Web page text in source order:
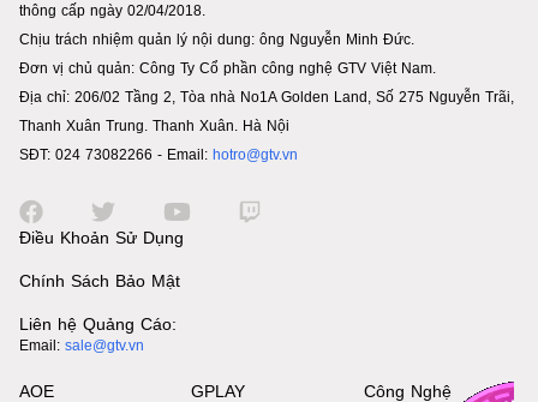
thông cấp ngày 02/04/2018.
Chịu trách nhiệm quản lý nội dung: ông Nguyễn Minh Đức.
Đơn vị chủ quản: Công Ty Cổ phần công nghệ GTV Việt Nam.
Địa chỉ: 206/02 Tầng 2, Tòa nhà No1A Golden Land, Số 275 Nguyễn Trãi,
Thanh Xuân Trung. Thanh Xuân. Hà Nội
SĐT: 024 73082266 - Email: hotro@gtv.vn
Điều Khoản Sử Dụng
Chính Sách Bảo Mật
Liên hệ Quảng Cáo:
Email: sale@gtv.vn
AOE GPLAY Công Nghệ